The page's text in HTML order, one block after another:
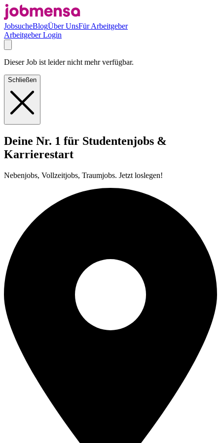
JobsucheBlogÜber UnsFür Arbeitgeber
Arbeitgeber Login
Dieser Job ist leider nicht mehr verfügbar.
Schließen
Deine Nr. 1 für Studentenjobs &
Karrierestart
Nebenjobs, Vollzeitjobs, Traumjobs. Jetzt loslegen!